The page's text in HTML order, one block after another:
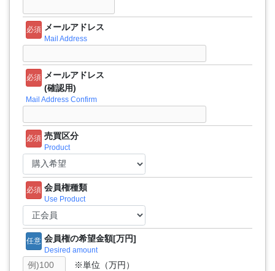
必須 メールアドレス
Mail Address
必須 メールアドレス
(確認用)
Mail Address Confirm
必須 売買区分
Product
必須 会員権種類
Use Product
任意 会員権の希望金額[万円]
Desired amount
※単位（万円）